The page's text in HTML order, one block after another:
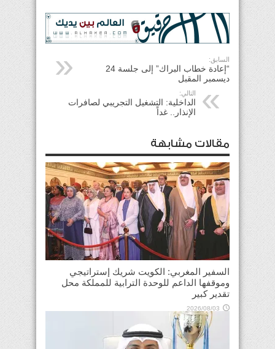
السابق:
“إعادة خطاب البراك” إلى جلسة 24
ديسمبر المقبل
التالي:
الداخلية: التشغيل التجريبي لصافرات
الإنذار.. غداً
مقالات مشابهة
السفير المغربي: الكويت شريك إستراتيجي
وموقفها الداعم للوحدة الترابية للمملكة محل
تقدير كبير
2026/08/03